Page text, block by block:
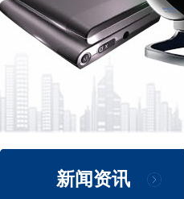
新闻资讯